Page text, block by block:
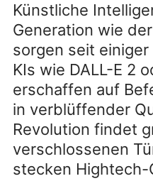
Künstliche
Generation wie
sorgen seit
KIs wie DALL-E 2
erschaffen auf
in verblüffender
Revolution findet
verschlossenen
stecken Hightech-